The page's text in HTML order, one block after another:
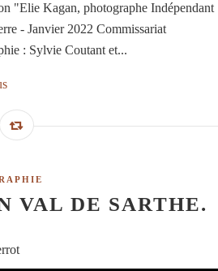
"Elie Kagan, photographe Indépendant
- Janvier 2022 Commissariat
: Sylvie Coutant et...
VAL DE SARTHE.